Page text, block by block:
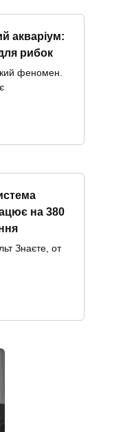
акваріум:
рибок
феномен.
на 380
Знаєте, от